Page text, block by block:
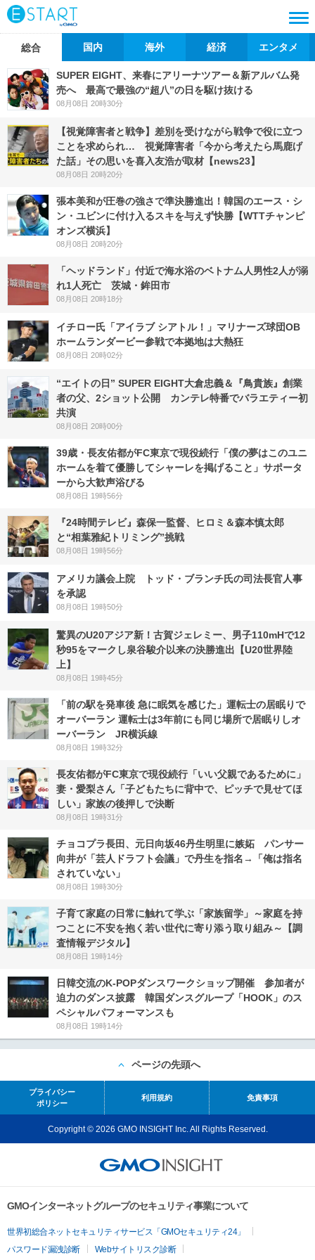
総合 国内 海外 経済 エンタメ
SUPER EIGHT、来春にアリーナツアー＆新アルバム発
売へ 最高で最強の“超八”の日を駆け抜ける
08月08日 20時30分
【視覚障害者と戦争】差別を受けながら戦争で役に立つ
ことを求められ… 視覚障害者「今から考えたら馬鹿げ
た話」その思いを喜入友浩が取材【news23】
08月08日 20時20分
張本美和が圧巻の強さで準決勝進出！韓国のエース・シ
ン・ユビンに付け入るスキを与えず快勝【WTTチャンピ
オンズ横浜】
08月08日 20時20分
「ヘッドランド」付近で海水浴のベトナム人男性2人が溺
れ1人死亡 茨城・鉾田市
08月08日 20時18分
イチロー氏「アイラブ シアトル！」マリナーズ球団OB
ホームランダービー参戦で本拠地は大熱狂
08月08日 20時02分
“エイトの日” SUPER EIGHT大倉忠義＆『鳥貴族』創業
者の父、2ショット公開 カンテレ特番でバラエティー初
共演
08月08日 20時00分
39歳・長友佑都がFC東京で現役続行「僕の夢はこのユニ
ホームを着て優勝してシャーレを掲げること」サポータ
ーから大歓声浴びる
08月08日 19時56分
『24時間テレビ』森保一監督、ヒロミ＆森本慎太郎
と“相葉雅紀トリミング”挑戦
08月08日 19時56分
アメリカ議会上院 トッド・ブランチ氏の司法長官人事
を承認
08月08日 19時50分
驚異のU20アジア新！古賀ジェレミー、男子110mHで12
秒95をマークし泉谷駿介以来の決勝進出【U20世界陸
上】
08月08日 19時45分
「前の駅を発車後 急に眠気を感じた」運転士の居眠りで
オーバーラン 運転士は3年前にも同じ場所で居眠りしオ
ーバーラン JR横浜線
08月08日 19時32分
長友佑都がFC東京で現役続行「いい父親であるために」
妻・愛梨さん「子どもたちに背中で、ピッチで見せてほ
しい」家族の後押しで決断
08月08日 19時31分
チョコプラ長田、元日向坂46丹生明里に嫉妬 パンサー
向井が「芸人ドラフト会議」で丹生を指名→「俺は指名
されていない」
08月08日 19時30分
子育て家庭の日常に触れて学ぶ「家族留学」～家庭を持
つことに不安を抱く若い世代に寄り添う取り組み～【調
査情報デジタル】
08月08日 19時14分
日韓交流のK-POPダンスワークショップ開催 参加者が
迫力のダンス披露 韓国ダンスグループ「HOOK」のス
ペシャルパフォーマンスも
08月08日 19時14分
ページの先頭へ
プライバシー
ポリシー
利用規約 免責事項
Copyright © 2026 GMO INSIGHT Inc. All Rights Reserved.
GMOインターネットグループのセキュリティ事業について
世界初総合ネットセキュリティサービス「GMOセキュリティ24」
パスワード漏洩診断
Webサイトリスク診断